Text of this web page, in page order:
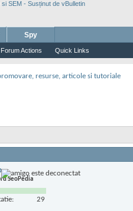
Forum Actions Quick Links
Spy
resurse, articole si tutoriale
SeoPedia
29